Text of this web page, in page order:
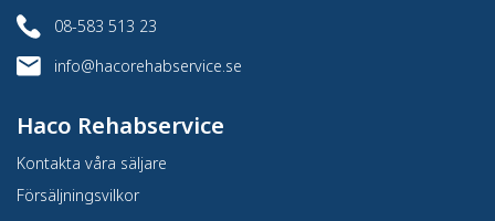
08-583 513 23
info@hacorehabservice.se
Haco Rehabservice
Kontakta våra säljare
Försäljningsvilkor